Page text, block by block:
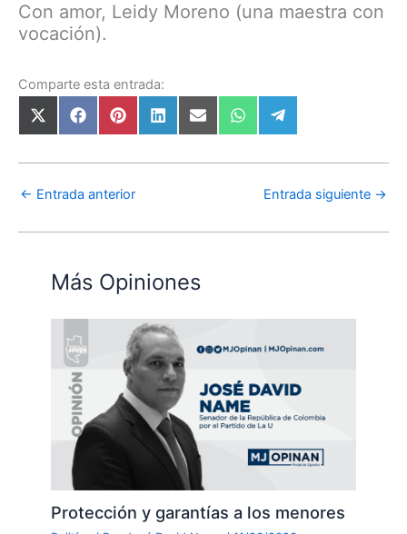
Con amor, Leidy Moreno (una maestra con
vocación).
Comparte esta entrada:
← Entrada anterior Entrada siguiente →
Más Opiniones
Protección y garantías a los menores